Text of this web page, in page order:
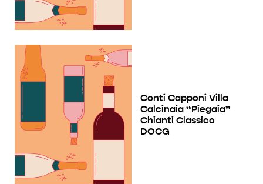
Conti Capponi Villa
Calcinaia “Piegaia”
Chianti Classico
DOCG